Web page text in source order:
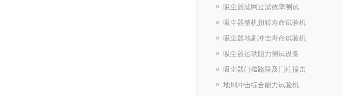
吸尘器滤网过滤效率测试
吸尘器整机扭转寿命试验机
吸尘器地刷冲击寿命试验机
吸尘器运动阻力测试设备
吸尘器门槛路障及门柱撞击
地刷冲击综合能力试验机